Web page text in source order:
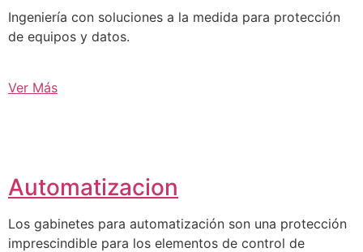
Ingeniería con soluciones a la medida para protección
de equipos y datos.
Ver Más
Automatizacion
Los gabinetes para automatización son una protección
imprescindible para los elementos de control de